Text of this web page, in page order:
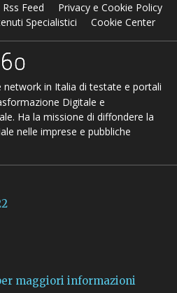
Rss Feed
Privacy e Cookie Policy
Specialistici
Cookie Center
network in Italia di testate e portali
Digitale e
Ha la missione di diffondere la
nelle imprese e pubbliche
maggiori informazioni